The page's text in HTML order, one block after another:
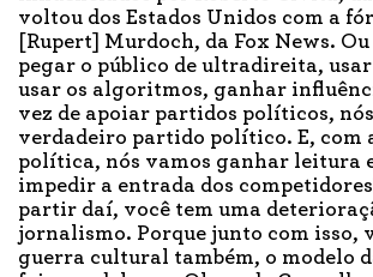
voltou dos Estados Unidos com a
[Rupert] Murdoch, da Fox News. Ou
pegar o público de ultradireita, usar
usar os algoritmos, ganhar
vez de apoiar partidos políticos,
verdadeiro partido político. E, com
política, nós vamos ganhar leitura
impedir a entrada dos
partir daí, você tem uma
jornalismo. Porque junto com isso,
guerra cultural também, o modelo